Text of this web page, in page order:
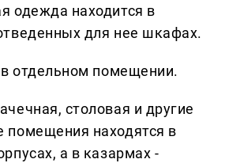
одежда находится в
для нее шкафах.
отдельном помещении.
столовая и другие
помещения находятся в
а в казармах -